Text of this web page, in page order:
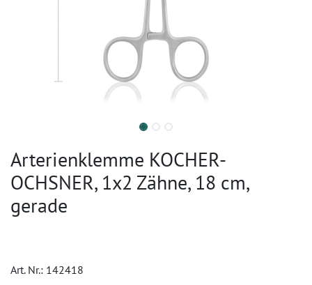
Arterienklemme KOCHER-
OCHSNER, 1x2 Zähne, 18 cm,
gerade
Art. Nr.: 142418